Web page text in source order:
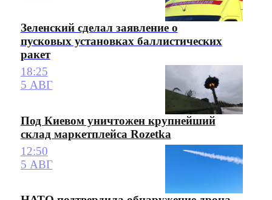
Зеленский сделал заявление о
пусковых установках баллистических
ракет
18:25
5 АВГ
Под Киевом уничтожен крупнейший
склад маркетплейса Rozetka
12:50
5 АВГ